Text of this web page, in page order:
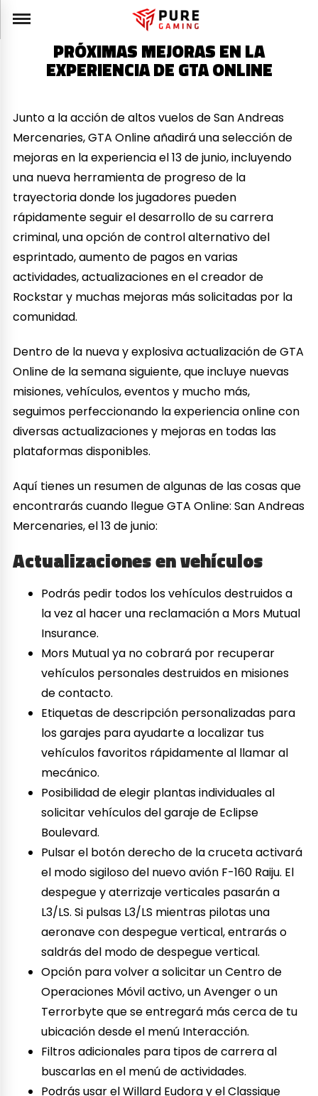
PRÓXIMAS MEJORAS EN LA
EXPERIENCIA DE GTA ONLINE
Junto a la acción de altos vuelos de San Andreas
Mercenaries, GTA Online añadirá una selección de
mejoras en la experiencia el 13 de junio, incluyendo
una nueva herramienta de progreso de la
trayectoria donde los jugadores pueden
rápidamente seguir el desarrollo de su carrera
criminal, una opción de control alternativo del
esprintado, aumento de pagos en varias
actividades, actualizaciones en el creador de
Rockstar y muchas mejoras más solicitadas por la
comunidad.
Dentro de la nueva y explosiva actualización de GTA
Online de la semana siguiente, que incluye nuevas
misiones, vehículos, eventos y mucho más,
seguimos perfeccionando la experiencia online con
diversas actualizaciones y mejoras en todas las
plataformas disponibles.
Aquí tienes un resumen de algunas de las cosas que
encontrarás cuando llegue GTA Online: San Andreas
Mercenaries, el 13 de junio:
Actualizaciones en vehículos
Podrás pedir todos los vehículos destruidos a
la vez al hacer una reclamación a Mors Mutual
Insurance.
Mors Mutual ya no cobrará por recuperar
vehículos personales destruidos en misiones
de contacto.
Etiquetas de descripción personalizadas para
los garajes para ayudarte a localizar tus
vehículos favoritos rápidamente al llamar al
mecánico.
Posibilidad de elegir plantas individuales al
solicitar vehículos del garaje de Eclipse
Boulevard.
Pulsar el botón derecho de la cruceta activará
el modo sigiloso del nuevo avión F-160 Raiju. El
despegue y aterrizaje verticales pasarán a
L3/LS. Si pulsas L3/LS mientras pilotas una
aeronave con despegue vertical, entrarás o
saldrás del modo de despegue vertical.
Opción para volver a solicitar un Centro de
Operaciones Móvil activo, un Avenger o un
Terrorbyte que se entregará más cerca de tu
ubicación desde el menú Interacción.
Filtros adicionales para tipos de carrera al
buscarlas en el menú de actividades.
Podrás usar el Willard Eudora y el Classique